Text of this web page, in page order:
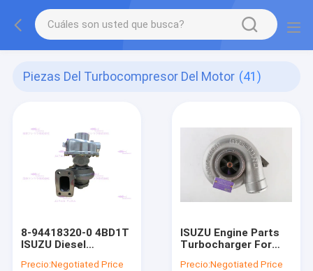
Piezas Del Turbocompresor Del Motor (41)
8-94418320-0 4BD1T
ISUZU Diesel
Precio:Negotiated Price
ISUZU Engine Parts
Turbocharger For
Precio:Negotiated Price